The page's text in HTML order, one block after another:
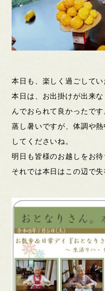
本日も、楽しく過ごしてい
本日は、お出掛けが出来
んでおられて良かったです
蒸し暑いですが、体調や
してくださいね。
明日も皆様のお越しをお待
それでは本日はこの辺で失